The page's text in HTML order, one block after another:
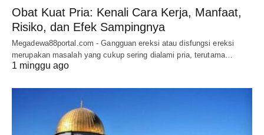
Obat Kuat Pria: Kenali Cara Kerja, Manfaat,
Risiko, dan Efek Sampingnya
Megadewa88portal.com - Gangguan ereksi atau disfungsi ereksi
merupakan masalah yang cukup sering dialami pria, terutama…
1 minggu ago